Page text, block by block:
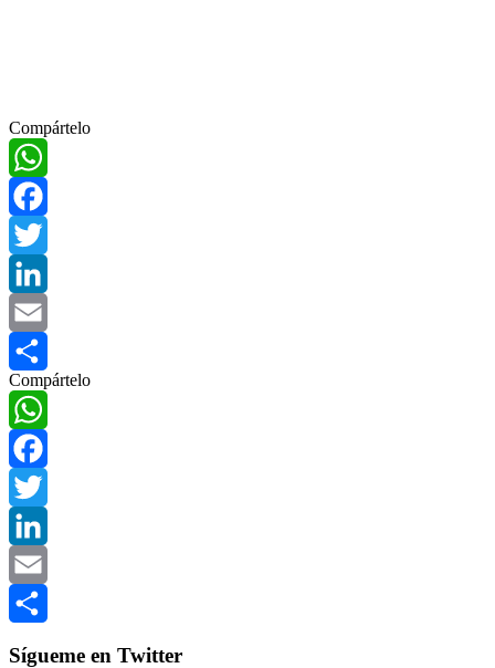
Compártelo
WhatsApp
Facebook
Twitter
LinkedIn
Email
Compartir
Compártelo
WhatsApp
Facebook
Twitter
LinkedIn
Email
Sígueme en Twitter